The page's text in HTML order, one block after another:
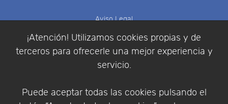
¡Atención! Utilizamos cookies propias y de
terceros para ofrecerle una mejor experiencia y
servicio.
Puede aceptar todas las cookies pulsando el
Aviso Legal
Política de Privacidad
Condiciones de compra
Identificarse